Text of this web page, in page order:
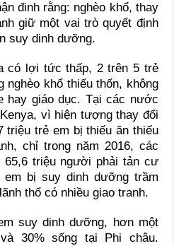
đinh rằng: nghèo khổ, thay
giữ một vai trò quyết định
suy dinh dưỡng.
có lợi tức thấp, 2 trên 5 trẻ
nghèo khổ thiếu thốn, không
hay giáo dục. Tại các nước
vì hiện tượng thay đổi
triệu trẻ em bị thiếu ăn thiếu
chỉ trong năm 2016, các
65,6 triệu người phải tản cư
bị suy dinh dưỡng trầm
thổ có nhiều giao tranh.
suy dinh dưỡng, hơn một
30% sống tại Phi châu.